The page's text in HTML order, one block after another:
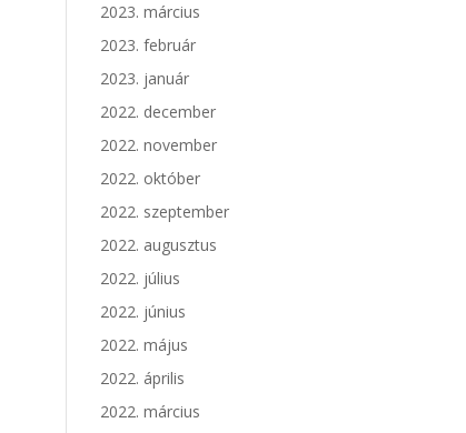
2023. március
2023. február
2023. január
2022. december
2022. november
2022. október
2022. szeptember
2022. augusztus
2022. július
2022. június
2022. május
2022. április
2022. március